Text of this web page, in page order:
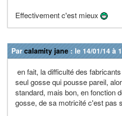
Effectivement c'est mieux
Parcalamity jane : le 14/01/14 à
en fait, la difficulté des
seul gosse qui pousse pareil,
standard, mais bon, en fonction
gosse, de sa motricité c'est pas